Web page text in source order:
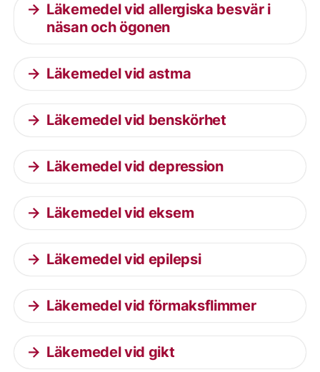
Läkemedel vid allergiska besvär i
näsan och ögonen
Läkemedel vid astma
Läkemedel vid benskörhet
Läkemedel vid depression
Läkemedel vid eksem
Läkemedel vid epilepsi
Läkemedel vid förmaksflimmer
Läkemedel vid gikt